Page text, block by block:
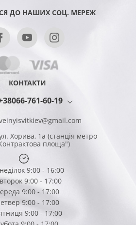
ДО НАШИХ СОЦ. МЕРЕЖ
КОНТАКТИ
761-60-19
Хорива, 1а (станція метро
площа")
9:00 - 16:00
9:00 - 17:00
9:00 - 17:00
9:00 - 17:00
9:00 - 17:00